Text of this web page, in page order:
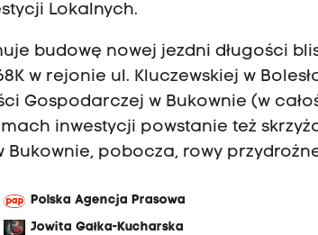
Lokalnych.
budowę nowej jezdni długości
w rejonie ul. Kluczewskiej w
Gospodarczej w Bukownie (w
inwestycji powstanie też
Bukownie, pobocza, rowy
Polska Agencja Prasowa
Jowita Gałka-Kucharska